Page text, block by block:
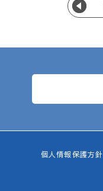
個人情報保護方針